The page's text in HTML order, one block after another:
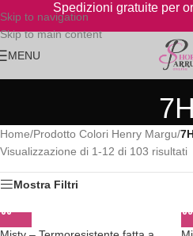
Skip to navigation
Skip to main content
Spedizioni gratuite per
MENU
7H
Home/Prodotto Colori Henry Margu/
Visualizzazione di 1-12 di 103 risultati
Mostra Filtri